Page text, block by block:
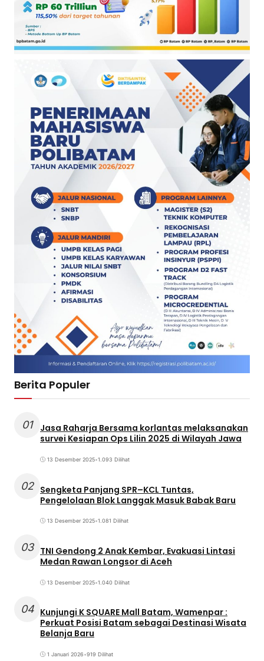
Berita Populer
01
Jasa Raharja Bersama korlantas melaksanakan
survei Kesiapan Ops Lilin 2025 di Wilayah Jawa
13 Desember 2025•1.093 Dilihat
02 Sengketa Panjang SPR–KCL Tuntas,
Pengelolaan Blok Langgak Masuk Babak Baru
13 Desember 2025•1.081 Dilihat
03 TNI Gendong 2 Anak Kembar, Evakuasi Lintasi
Medan Rawan Longsor di Aceh
13 Desember 2025•1.040 Dilihat
04 Kunjungi K SQUARE Mall Batam, Wamenpar :
Perkuat Posisi Batam sebagai Destinasi Wisata
Belanja Baru
1 Januari 2026•919 Dilihat